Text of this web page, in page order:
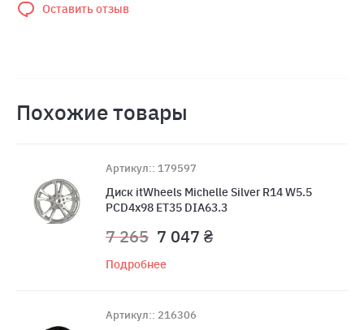
Оставить отзыв
Похожие товары
Артикул:: 179597
Диск itWheels Michelle Silver R14 W5.5
PCD4x98 ET35 DIA63.3
7 265 7 047 ₴
Подробнее
Артикул:: 216306